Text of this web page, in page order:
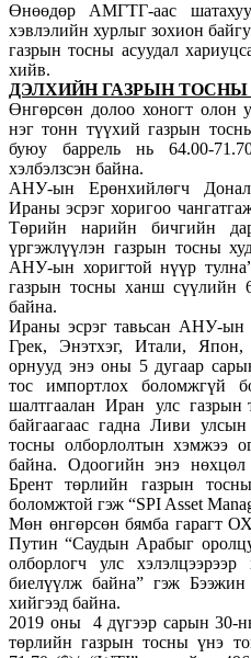
Өнөөдөр АМГТГ-аас
хэвлэлийн хурлыг зохион
газрын тосны асуудал
хийв.
ДЭЛХИЙН ГАЗРЫН
Өнгөрсөн долоо хоногт олон
нэг тонн түүхий газрын
буюу баррель нь 64.00-
хэлбэлзсэн байна.
АНУ-ын Ерөнхийлөгч
Ираны эсрэг хоригоо
Төрийн нарийн бичгийн
үргэжлүүлэн газрын тосны
АНУ-ын хоригтой нүүр
газрын тосны ханш сүүлийн
байна.
Ираны эсрэг тавьсан АНУ-ын
Грек, Энэтхэг, Итали,
орнууд энэ оны 5 дугаар
тос импортлох боломжгүй
шалтгаалан Иран улс газрын
байгаагаас гадна Ливи
тосны олборлолтын хэмжээ
байна. Одоогийн энэ
Брент төрлийн газрын
боломжтой гэж “SPI Asset
Мөн өнгөрсөн бямба гарагт
Путин “Саудын Арабыг
олборлогч улс
биелүүлж байна” гэж Бээжин
хийгээд байна.
2019 оны 4 дүгээр сарын 30-
төрлийн газрын тосны үнэ